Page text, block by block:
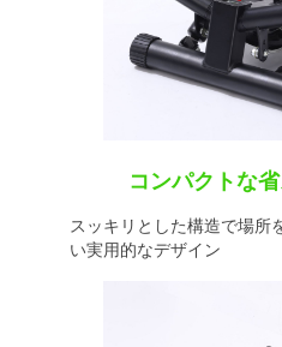
コンパクトな
スッキリとした構造で場所
い実用的なデザイン